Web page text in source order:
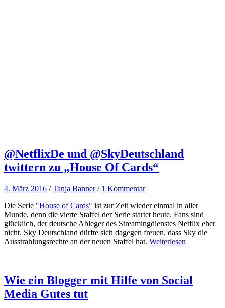
@NetflixDe und @SkyDeutschland
twittern zu „House Of Cards“
4. März 2016 /Tanja Banner / 1 Kommentar
Die Serie "House of Cards" ist zur Zeit wieder einmal in aller
Munde, denn die vierte Staffel der Serie startet heute. Fans sind
glücklich, der deutsche Ableger des Streamingdienstes Netflix eher
nicht. Sky Deutschland dürfte sich dagegen freuen, dass Sky die
Ausstrahlungsrechte an der neuen Staffel hat. Weiterlesen
Wie ein Blogger mit Hilfe von Social
Media Gutes tut